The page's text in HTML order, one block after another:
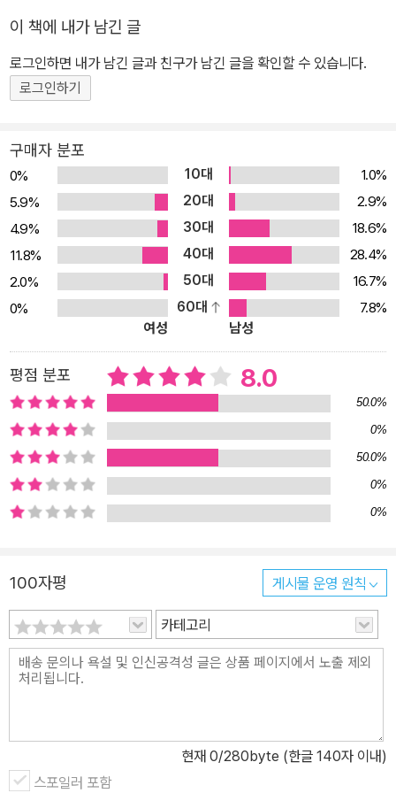
부’하려는 이들에게 그의 책은 든든한 안내자가 되어줄 것이다. 지은
책으로 《개념어 사전》, 《혼자 공부하는 이들을 위한 최소한의 지식:
철학》, 《혼자 공부하는 이들을 위한 최소한의 지식: 역사》, 《한눈에
전쟁》, 《페다고지》, 《비잔티움 연대기 1~6》 등이 있다.
이 책에 내가 남긴 글
로그인하면 내가 남긴 글과 친구가 남긴 글을 확인할 수 있습니다.
로그인하기
구매자 분포
0% 10대
1.0%
5.9%
20대
2.9%
4.9%
30대
18.6%
11.8%
40대
28.4%
2.0%
50대
16.7%
0%
60대
7.8%
여성
남성
평점 분포 8.0
50.0%
0%
50.0%
0%
0%
100자평 게시물 운영 원칙
카테고리
현재 0/280byte (한글 140자 이내)
스포일러 포함